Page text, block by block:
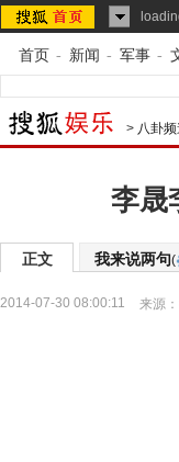
首页 - 新闻 - 军事 -
> 八卦频
李晟
正文 我来说两句(
2014-07-30 08:00:11 来源：